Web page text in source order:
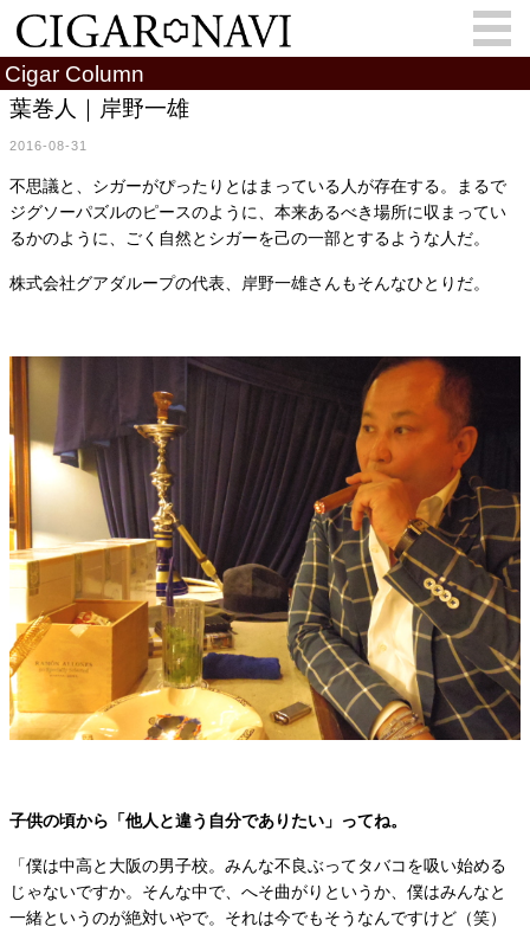
会員登録
How to Cigar? Cigar Location
Cigar Information Cigar Column
Cigar Map
Cigar Column
葉巻人｜岸野一雄
2016-08-31
不思議と、シガーがぴったりとはまっている人が存在する。まるで
ジグソーパズルのピースのように、本来あるべき場所に収まってい
るかのように、ごく自然とシガーを己の一部とするような人だ。
株式会社グアダループの代表、岸野一雄さんもそんなひとりだ。
子供の頃から「他人と違う自分でありたい」ってね。
「僕は中高と大阪の男子校。みんな不良ぶってタバコを吸い始める
じゃないですか。そんな中で、へそ曲がりというか、僕はみんなと
一緒というのが絶対いやで。それは今でもそうなんですけど（笑）